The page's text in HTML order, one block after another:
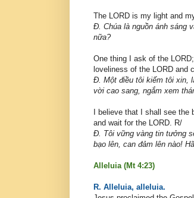
The LORD is my light and
Đ. Chúa là nguồn ánh sáng
nữa?
One thing I ask of the
loveliness of the LORD and
Đ. Một điều tôi kiếm tôi xin,
vời cao sang, ngắm xem
I believe that I shall see
and wait for the LORD. R/
Đ. Tôi vững vàng tin tưởng
bạo lên, can đảm lên nào!
Alleluia (Mt 4:23)
R. Alleluia, alleluia.